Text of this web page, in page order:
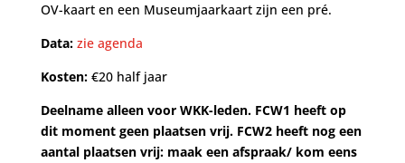
OV-kaart en een Museumjaarkaart zijn een pré.
Data:zie agenda
Kosten: €20 half jaar
Deelname alleen voor WKK-leden. FCW1 heeft op
dit moment geen plaatsen vrij. FCW2 heeft nog een
aantal plaatsen vrij: maak een afspraak/ kom eens